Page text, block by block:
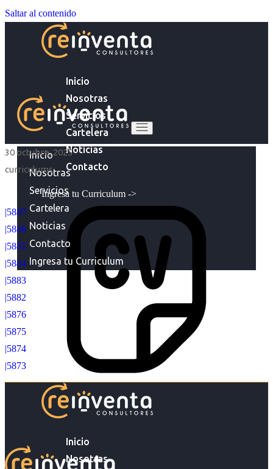
Saltar al contenido
Inicio
Nosotras
Servicios
Cartelera
Noticias
Contacto
Ingresa tu Curriculum ->
Inicio
Nosotras
Inicio
Nosotras
Servicios
Cartelera
Noticias
Contacto
Ingresa tu Curriculum
30 octubre, 2025
curriculums
|5887
|5886
|5885
|5884
|5883
|5882
|5876
|5875
|5874
|5873